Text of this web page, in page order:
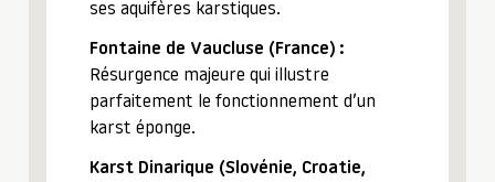
ses aquifères karstiques.
Fontaine de Vaucluse (France) :
Résurgence majeure qui illustre
parfaitement le fonctionnement d’un
karst éponge.
Karst Dinarique (Slovénie, Croatie,